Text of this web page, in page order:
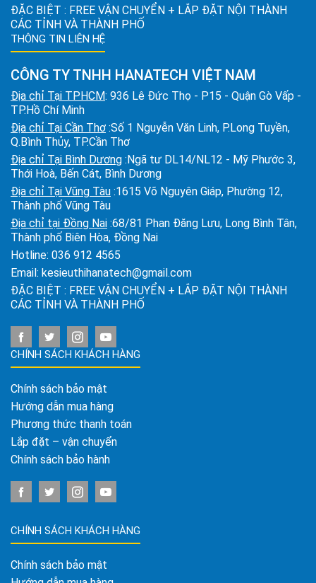
ĐẶC BIỆT : FREE VẬN CHUYỂN + LẮP ĐẶT NỘI THÀNH
CÁC TỈNH VÀ THÀNH PHỐ
THÔNG TIN LIÊN HỆ
CÔNG TY TNHH HANATECH VIỆT NAM
Địa chỉ Tại TPHCM: 936 Lê Đức Thọ - P15 - Quận Gò Vấp -
TP.Hồ Chí Minh
Địa chỉ Tại Cần Thơ :Số 1 Nguyễn Văn Linh, P.Long Tuyền,
Q.Bình Thủy, TP.Cần Thơ
Địa chỉ Tại Bình Dương :Ngã tư DL14/NL12 - Mỹ Phước 3,
Thới Hoà, Bến Cát, Bình Dương
Địa chỉ Tại Vũng Tàu :1615 Võ Nguyên Giáp, Phường 12,
Thành phố Vũng Tàu
Địa chỉ tại Đồng Nai :68/81 Phan Đăng Lưu, Long Bình Tân,
Thành phố Biên Hòa, Đồng Nai
Hotline: 036 912 4565
Email: kesieuthihanatech@gmail.com
ĐẶC BIỆT : FREE VẬN CHUYỂN + LẮP ĐẶT NỘI THÀNH
CÁC TỈNH VÀ THÀNH PHỐ
CHÍNH SÁCH KHÁCH HÀNG
Chính sách bảo mật
Hướng dẫn mua hàng
Phương thức thanh toán
Lắp đặt – vận chuyển
Chính sách bảo hành
CHÍNH SÁCH KHÁCH HÀNG
Chính sách bảo mật